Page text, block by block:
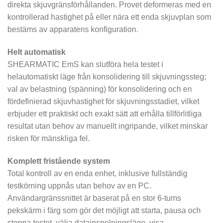
direkta skjuvgränsförhållanden. Provet deformeras med en
kontrollerad hastighet på eller nära ett enda skjuvplan som
bestäms av apparatens konfiguration.
Helt automatisk
SHEARMATIC EmS kan slutföra hela testet i
helautomatiskt läge från konsolidering till skjuvningssteg;
val av belastning (spänning) för konsolidering och en
fördefinierad skjuvhastighet för skjuvningsstadiet, vilket
erbjuder ett praktiskt och exakt sätt att erhålla tillförlitliga
resultat utan behov av manuellt ingripande, vilket minskar
risken för mänskliga fel.
Komplett fristående system
Total kontroll av en enda enhet, inklusive fullständig
testkörning uppnås utan behov av en PC.
Användargränssnittet är baserat på en stor 6-tums
pekskärm i färg som gör det möjligt att starta, pausa och